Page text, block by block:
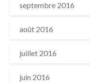
septembre 2016
août 2016
juillet 2016
juin 2016